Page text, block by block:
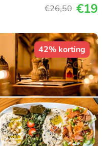
€26,50 €19
42% korting